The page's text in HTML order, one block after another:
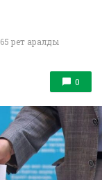
рет қаралды
0